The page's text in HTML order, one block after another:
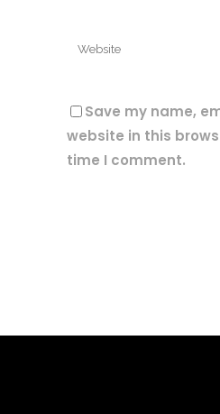
Save my name,
website in this
time I comment.